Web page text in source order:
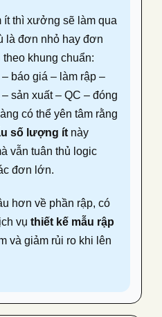
thì xưởng sẽ làm qua
là đơn nhỏ hay đơn
khung chuẩn:
báo giá – làm rập –
sản xuất – QC – đóng
có thể yên tâm rằng
số lượng ít này
vẫn tuân thủ logic
đơn lớn.
hơn về phần rập, có
vụ thiết kế mẫu rập
và giảm rủi ro khi lên